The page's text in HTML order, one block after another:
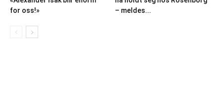
for oss!»
– meldes...